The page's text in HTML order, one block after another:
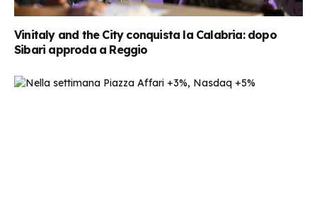
Vinitaly and the City conquista la Calabria: dopo
Sibari approda a Reggio